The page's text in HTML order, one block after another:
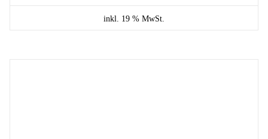
inkl. 19 % MwSt.